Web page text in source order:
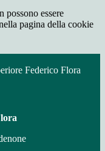
possono essere
pagina della cookie
Federico Flora